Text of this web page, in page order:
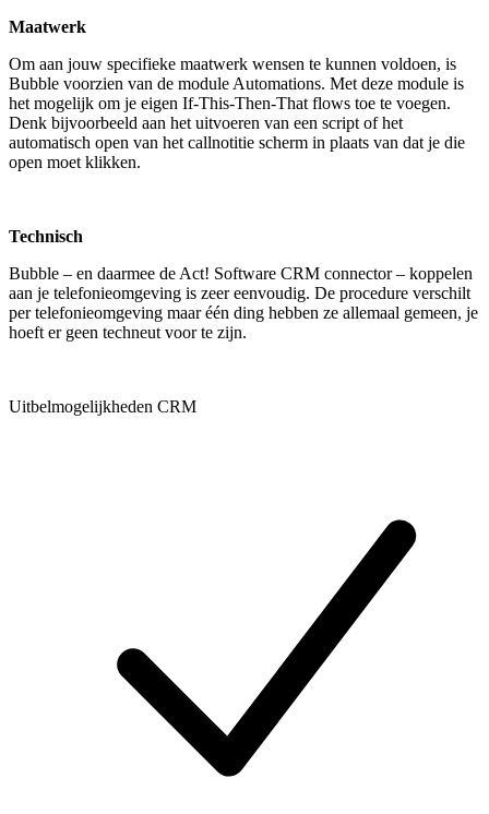
Maatwerk
Om aan jouw specifieke maatwerk wensen te kunnen voldoen, is
Bubble voorzien van de module Automations. Met deze module is
het mogelijk om je eigen If-This-Then-That flows toe te voegen.
Denk bijvoorbeeld aan het uitvoeren van een script of het
automatisch open van het callnotitie scherm in plaats van dat je die
open moet klikken.
Technisch
Bubble – en daarmee de Act! Software CRM connector – koppelen
aan je telefonieomgeving is zeer eenvoudig. De procedure verschilt
per telefonieomgeving maar één ding hebben ze allemaal gemeen, je
hoeft er geen techneut voor te zijn.
Uitbelmogelijkheden CRM